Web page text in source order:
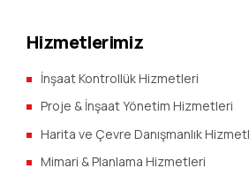
Hizmetlerimiz
İnşaat Kontrollük Hizmetleri
Proje & İnşaat Yönetim Hizmetleri
Harita ve Çevre Danışmanlık
Mimari & Planlama Hizmetleri